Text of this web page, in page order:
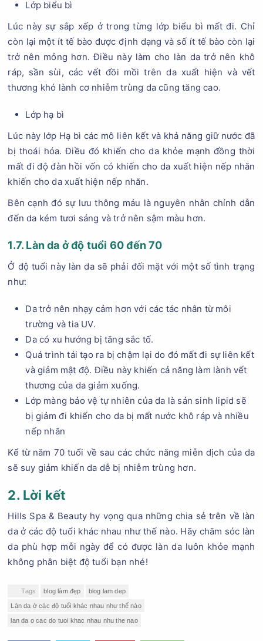
Lớp biểu bì
Lúc này sự sắp xếp ở trong từng lớp biểu bì mất đi. Chỉ
còn lại một ít tế bào được định dạng và số ít tế bào còn lại
trở nên mỏng hơn. Điều này làm cho làn da trở nên khô
ráp, sần sùi, các vết đồi mồi trên da xuất hiện và vết
thương khó lành cơ nhiễm trùng da cũng tăng cao.
Lớp hạ bì
Lúc này lớp Hạ bì các mô liên kết và khả năng giữ nước đã
bị thoái hóa. Điều đó khiến cho da khỏe mạnh đồng thời
mất đi độ đàn hồi vốn có khiến cho da xuất hiện nếp nhăn
khiến cho da xuất hiện nếp nhăn.
Bên cạnh đó sự lưu thông máu là nguyên nhân chính dẫn
đến da kém tươi sáng và trở nên sậm màu hơn.
1.7. Làn da ở độ tuổi 60 đến 70
Ở độ tuổi này làn da sẽ phải đối mặt với một số tình trạng
như:
Da trở nên nhạy cảm hơn với các tác nhân từ môi
trường và tia UV.
Da có xu hướng bị tăng sắc tố.
Quá trình tái tạo ra bị chậm lại do đó mất đi sự liên kết
và giảm mật độ. Điều này khiến cả năng làm lành vết
thương của da giảm xuống.
Lớp màng bảo vệ tự nhiên của da là sản sinh lipid sẽ
bị giảm đi khiến cho da bị mất nước khô ráp và nhiều
nếp nhăn
Kể từ năm 70 tuổi về sau các chức năng miễn dịch của da
sẽ suy giảm khiến da dễ bị nhiễm trùng hơn.
2. Lời kết
Hills Spa & Beauty hy vọng qua những chia sẻ trên về làn
da ở các độ tuổi khác nhau như thế nào. Hãy chăm sóc làn
da phù hợp mỗi ngày để có được làn da luôn khỏe mạnh
không phân biệt độ tuổi bạn nhé!
Tags blog làm đẹp blog lam dep
Làn da ở các độ tuổi khác nhau như thế nào
lan da o cac do tuoi khac nhau nhu the nao